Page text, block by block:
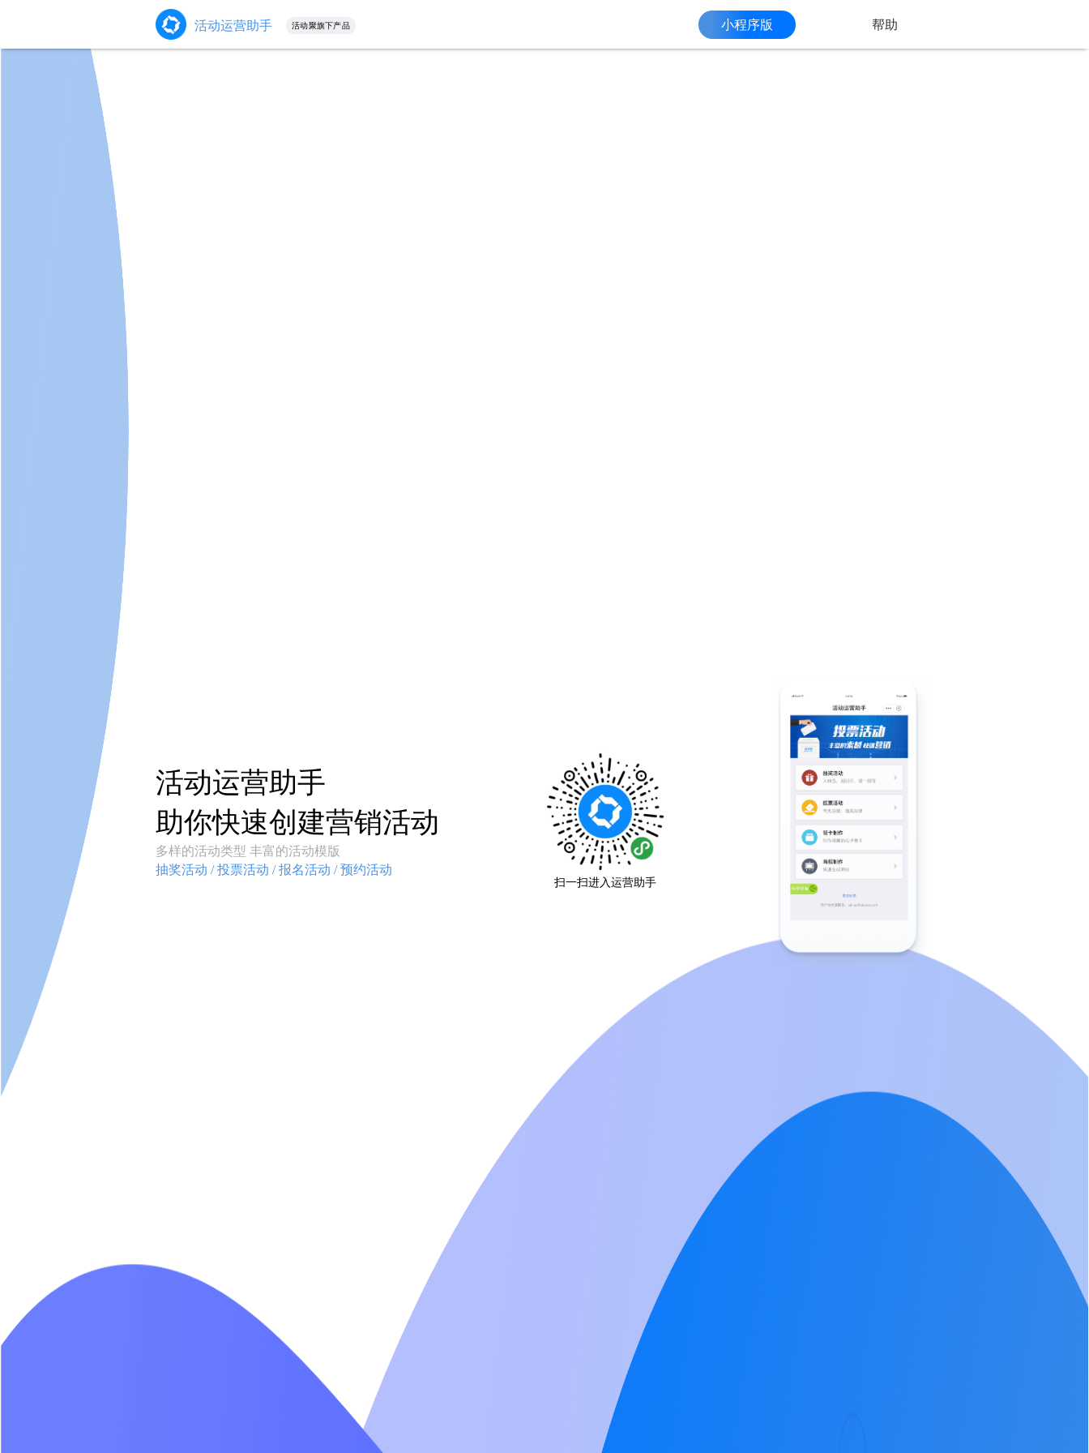
活动运营助手 活动聚旗下产品 小程序版 帮助
活动运营助手
助你快速创建营销活动
多样的活动类型 丰富的活动模版
抽奖活动 / 投票活动 / 报名活动 / 预约活动
扫一扫进入运营助手